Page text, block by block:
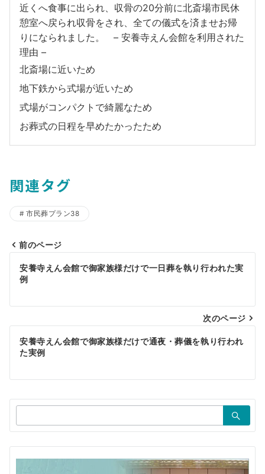
近くへ食事に出られ、収骨の20分前に北斎場市民休
憩室へ戻られ収骨をされ、全ての儀式を済ませお帰
りになられました。 – 安養寺えん会館を利用された
理由 –
北斎場に近いため
地下鉄から式場が近いため
式場がコンパクトで綺麗なため
お葬式の日程を早めたかったため
関連タグ
市民葬プラン38
投
稿
ナ
ビ
ゲ
ー
シ
ョ
ン
前のページ
安養寺えん会館で御家族様だけで一日葬を執り行われた実
例
次のページ
安養寺えん会館で御家族様だけで通夜・葬儀を執り行われ
た実例
索：